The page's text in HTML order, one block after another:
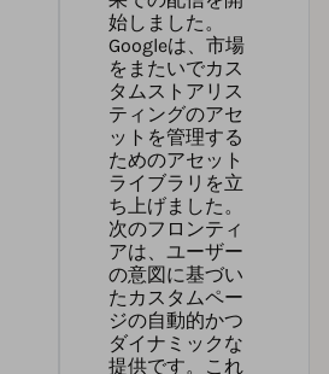
始しました。
Googleは、市場
をまたいでカス
タムストアリス
ティングのアセ
ットを管理する
ためのアセット
ライブラリを立
ち上げました。
次のフロンティ
アは、ユーザー
の意図に基づい
たカスタムペー
ジの自動的かつ
ダイナミックな
提供です。これ